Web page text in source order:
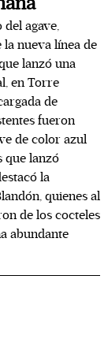
agave,
nueva línea de
lanzó una
en Torre
de
fueron
de color azul
que lanzó
la
quienes al
de los cocteles
abundante